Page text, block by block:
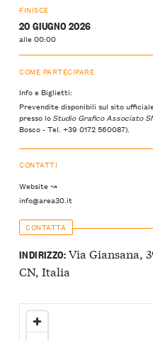
FINISCE
20 GIUGNO 2026
alle 00:00
COME PARTECIPARE
Info e Biglietti:
Prevendite disponibili sul sito
presso loStudio Grafico Associato
Bosco - Tel. +39 0172 560087).
CONTATTI
Website ↝
info@area30.it
CONTATTA
INDIRIZZO:Via Giansana,
CN, Italia